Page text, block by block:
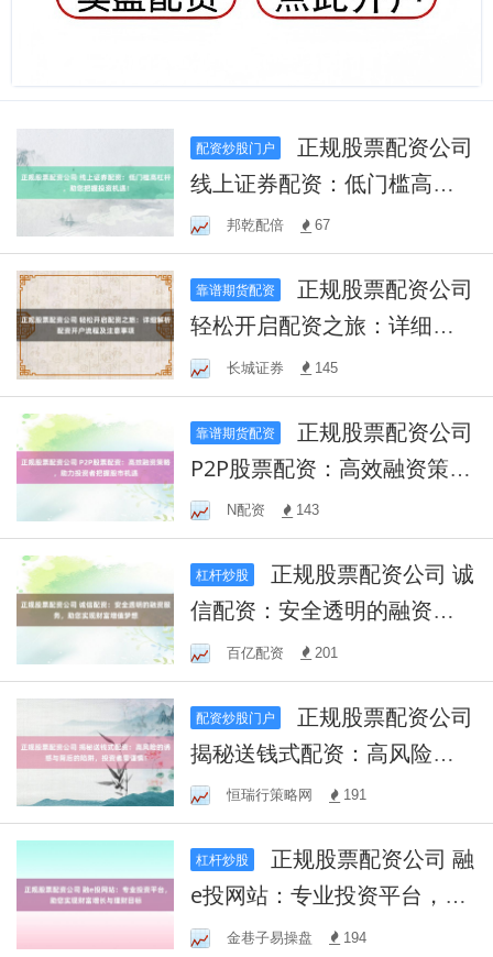
配资炒股门户
线上证券配资：低门槛高杠
杆，助您把握投资机遇！
邦乾配倍 67
靠谱期货配资
轻松开启配资之旅：详细解
析配资开户流程及注意事项
长城证券 145
靠谱期货配资
P2P股票配资：高效融资策
略，助力投资者把握股市机
遇
N配资 143
杠杆炒股
信配资：安全透明的融资服
务，助您实现财富增值梦想
百亿配资 201
配资炒股门户
揭秘送钱式配资：高风险的
诱惑与背后的陷阱，投资者
需谨慎！
恒瑞行策略网 191
杠杆炒股
e投网站：专业投资平台，助
您实现财富增长与理财目标
金巷子易操盘 194